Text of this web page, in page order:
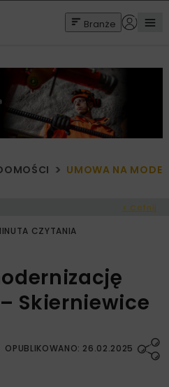
Branże
UMOWA NA
< Cofnij
CZYTANIA
Skierniewice
OPUBLIKOWANO: 26.02.2025